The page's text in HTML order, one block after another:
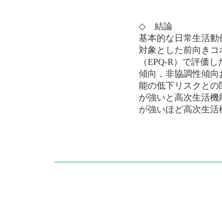
◇ 結論
基本的な日常生活
対象とした前向き
（EPQ-R）で評価
傾向，非協調性傾
能の低下リスクと
が強いと高次生活
が強いほど高次生